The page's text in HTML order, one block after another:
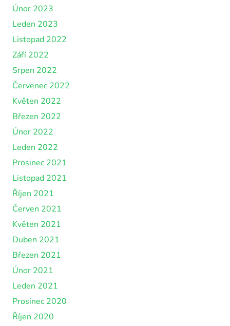
Únor 2023
Leden 2023
Listopad 2022
Září 2022
Srpen 2022
Červenec 2022
Květen 2022
Březen 2022
Únor 2022
Leden 2022
Prosinec 2021
Listopad 2021
Říjen 2021
Červen 2021
Květen 2021
Duben 2021
Březen 2021
Únor 2021
Leden 2021
Prosinec 2020
Říjen 2020